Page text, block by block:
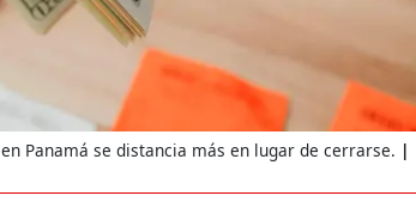
Panamá se distancia más en lugar de cerrarse.
Un fuerte terremoto de magnitud
7,1 se registró este martes 28 de
julio en la prefectura de Kumamoto,
al sur de Japón, provocando una
emergencia de gran...